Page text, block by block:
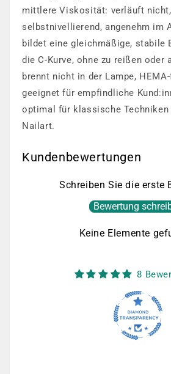
mittlere Viskosität: verläuft nicht,
selbstnivellierend, angenehm im
bildet eine gleichmäßige, stabile
die C-Kurve, ohne zu reißen oder
brennt nicht in der Lampe,
geeignet für empfindliche
optimal für klassische Techniken
Nailart.
Kundenbewertungen
Schreiben Sie die erste
Bewertung
Keine Elemente
8